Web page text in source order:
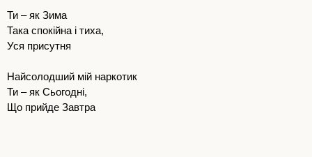
Ти – як Зима
Така спокійна і тиха,
Уся присутня
Найсолодший мій наркотик
Ти – як Сьогодні,
Що прийде Завтра